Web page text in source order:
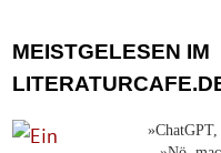
MEISTGELESEN IM